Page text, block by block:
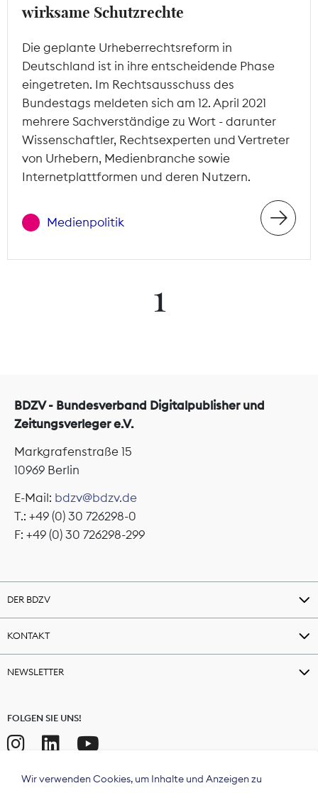
wirksame Schutzrechte
Die geplante Urheberrechtsreform in
Deutschland ist in ihre entscheidende Phase
eingetreten. Im Rechtsausschuss des
Bundestags meldeten sich am 12. April 2021
mehrere Sachverständige zu Wort - darunter
Wissenschaftler, Rechtsexperten und Vertreter
von Urhebern, Medienbranche sowie
Internetplattformen und deren Nutzern.
Medienpolitik
1
BDZV - Bundesverband Digitalpublisher und
Zeitungsverleger e.V.
Markgrafenstraße 15
10969 Berlin
E-Mail: bdzv@bdzv.de
T.: +49 (0) 30 726298-0
F: +49 (0) 30 726298-299
DER BDZV
KONTAKT
NEWSLETTER
FOLGEN SIE UNS!
Wir verwenden Cookies, um Inhalte und Anzeigen zu